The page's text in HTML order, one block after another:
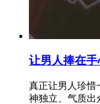
让男人捧在
真正让男人珍惜
神独立、气质出